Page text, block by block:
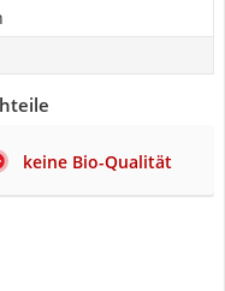
keine Bio-Qualität